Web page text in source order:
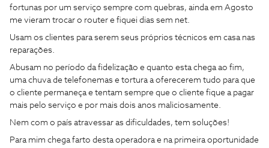
fortunas por um serviço sempre com quebras, ainda em Agosto
me vieram trocar o router e fiquei dias sem net.
Usam os clientes para serem seus próprios técnicos em casa nas
reparações.
Abusam no período da fidelização e quanto esta chega ao fim,
uma chuva de telefonemas e tortura a oferecerem tudo para que
o cliente permaneça e tentam sempre que o cliente fique a pagar
mais pelo serviço e por mais dois anos maliciosamente.
Nem com o país atravessar as dificuldades, tem soluções!
Para mim chega farto desta operadora e na primeira oportunidade